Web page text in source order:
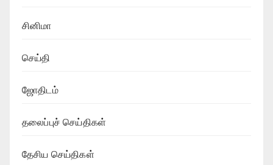
சினிமா
செய்தி
ஜோதிடம்
தலைப்புச் செய்திகள்
தேசிய செய்திகள்